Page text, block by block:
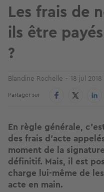
Les frais de
ils être
?
Blandine Rochelle 18 jul 2018
Partager sur
En règle générale,
des frais d'acte
moment de la
définitif. Mais, il est
charge lui-même de
acte en main.